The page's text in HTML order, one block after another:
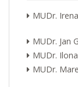
MUDr.
MUDr. Jan
MUDr.
MUDr.